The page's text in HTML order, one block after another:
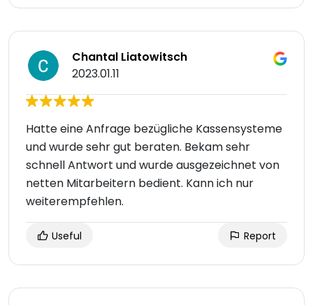
Chantal Liatowitsch
2023.01.11
Hatte eine Anfrage bezügliche Kassensysteme
und wurde sehr gut beraten. Bekam sehr
schnell Antwort und wurde ausgezeichnet von
netten Mitarbeitern bedient. Kann ich nur
weiterempfehlen.
Useful Report